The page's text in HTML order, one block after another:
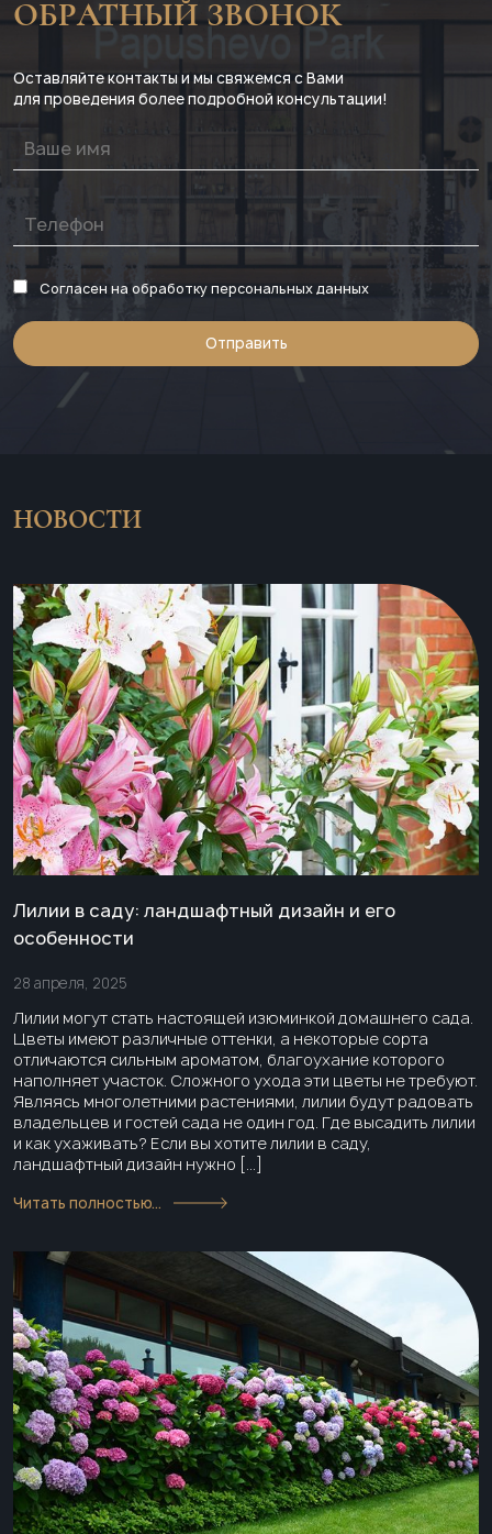
ОБРАТНЫЙ ЗВОНОК
Оставляйте контакты и мы свяжемся с Вами
для проведения более подробной консультации!
Согласен на обработку персональных данных
НОВОСТИ
Лилии в саду: ландшафтный дизайн и его
особенности
28 апреля, 2025
Лилии могут стать настоящей изюминкой домашнего сада.
Цветы имеют различные оттенки, а некоторые сорта
отличаются сильным ароматом, благоухание которого
наполняет участок. Сложного ухода эти цветы не требуют.
Являясь многолетними растениями, лилии будут радовать
владельцев и гостей сада не один год. Где высадить лилии
и как ухаживать? Если вы хотите лилии в саду,
ландшафтный дизайн нужно […]
Читать полностью...